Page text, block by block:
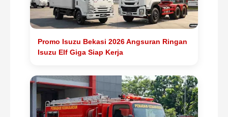
Promo Isuzu Bekasi 2026 Angsuran Ringan
Isuzu Elf Giga Siap Kerja